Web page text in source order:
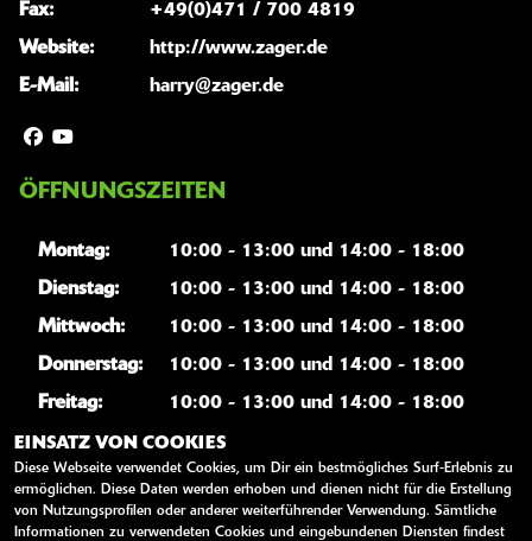
Fax:
+49(0)471 / 700 4819
Website:
http://www.zager.de
E-Mail:
harry@zager.de
ÖFFNUNGSZEITEN
Montag:
10:00 - 13:00 und 14:00 - 18:00
Dienstag:
10:00 - 13:00 und 14:00 - 18:00
Mittwoch:
10:00 - 13:00 und 14:00 - 18:00
Donnerstag:
10:00 - 13:00 und 14:00 - 18:00
Freitag:
10:00 - 13:00 und 14:00 - 18:00
Samstag:
10:00 - 14:00
Sonntag:
geschlossen
EINSATZ VON COOKIES
Diese Webseite verwendet Cookies, um Dir ein bestmögliches Surf-Erlebnis zu
ermöglichen. Diese Daten werden erhoben und dienen nicht für die Erstellung
von Nutzungsprofilen oder anderer weiterführender Verwendung. Sämtliche
Informationen zu verwendeten Cookies und eingebundenen Diensten findest